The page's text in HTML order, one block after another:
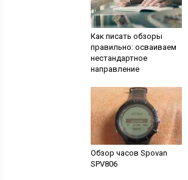
Как писать обзоры
правильно: осваиваем
нестандартное
направление
Обзор часов Spovan
SPV806